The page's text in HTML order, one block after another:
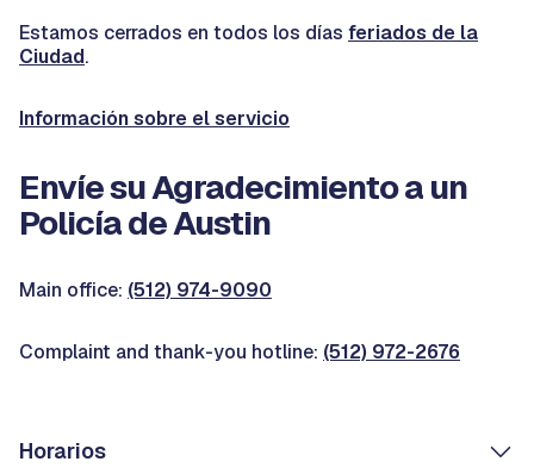
Estamos cerrados en todos los días feriados de la
Ciudad.
Información sobre el servicio
Envíe su Agradecimiento a un
Policía de Austin
Main office: (512) 974-9090
Complaint and thank-you hotline: (512) 972-2676
Horarios